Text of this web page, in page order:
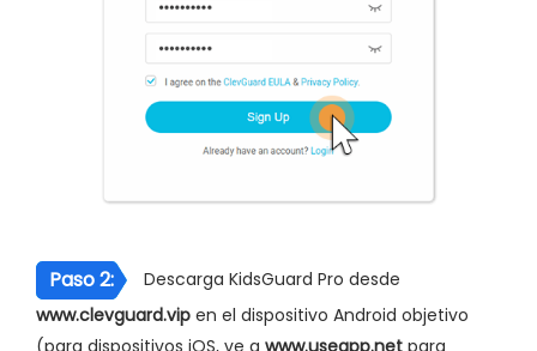
Paso 2:
Descarga KidsGuard Pro desde
www.clevguard.vip en el dispositivo Android objetivo